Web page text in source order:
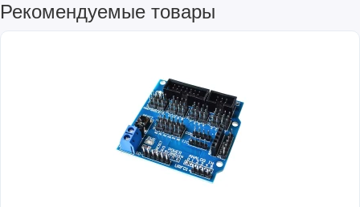
Рекомендуемые товары